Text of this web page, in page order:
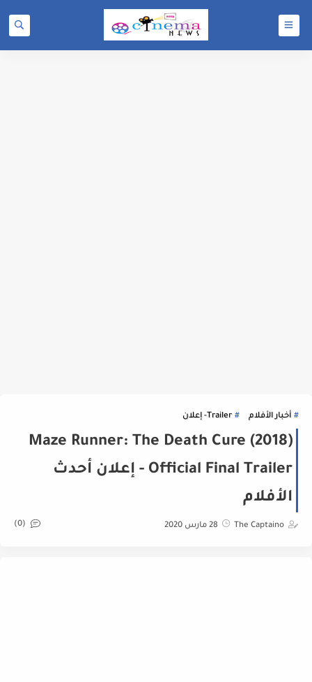
أخبار الأفلام Trailer- إعلان
Maze Runner: The Death Cure (2018)
Official Final Trailer - إعلان أحدث
الأفلام
The Captaino 28 مارس 2020 (0)